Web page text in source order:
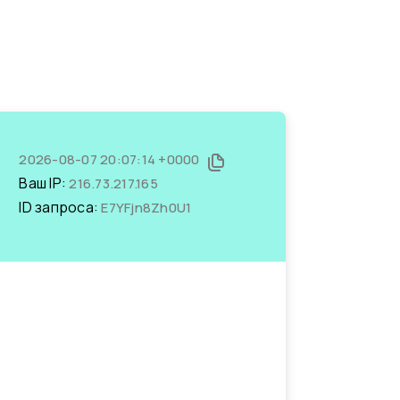
2026-08-07 20:07:14 +0000
Ваш IP:216.73.217.165
ID запроса:E7YFjn8Zh0U1